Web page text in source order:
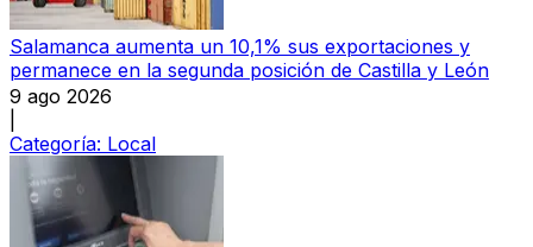
Salamanca aumenta un 10,1% sus exportaciones y
permanece en la segunda posición de Castilla y León
9 ago 2026
Categoría: Local